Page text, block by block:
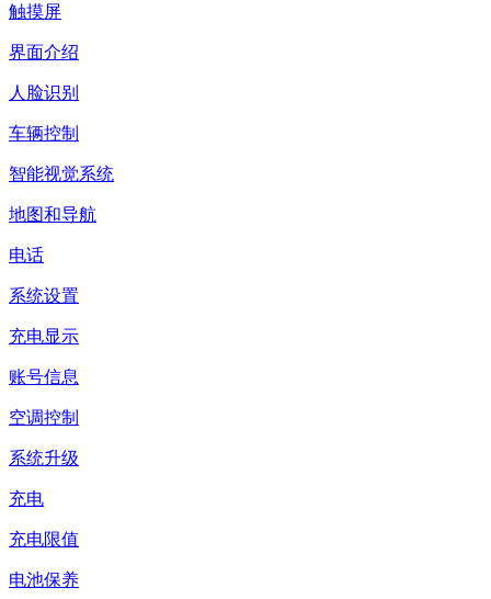
触摸屏
界面介绍
人脸识别
车辆控制
智能视觉系统
地图和导航
电话
系统设置
充电显示
账号信息
空调控制
系统升级
充电
充电限值
电池保养